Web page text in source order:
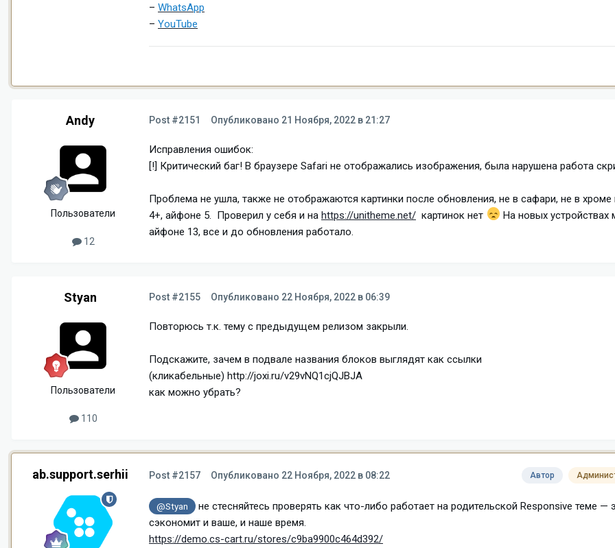
– WhatsApp
– YouTube
Andy
Пользователи
12
Post #2151 Опубликовано 21 Ноября, 2022 в 21:27
Исправления ошибок:
[!] Критический баг! В браузере Safari не отображались изображения, была нарушена работа
Проблема не ушла, также не отображаются картинки после обновления, не в сафари, не в хроме
4+, айфоне 5. Проверил у себя и на https://unitheme.net/ картинок нет
На новых устройствах
айфоне 13, все и до обновления работало.
Styan
Пользователи
110
Post #2155 Опубликовано 22 Ноября, 2022 в 06:39
Повторюсь т.к. тему с предыдущем релизом закрыли.
Подскажите, зачем в подвале названия блоков выглядят как ссылки
(кликабельные) http://joxi.ru/v29vNQ1cjQJBJA
как можно убрать?
ab.support.serhii Автор
Post #2157 Опубликовано 22 Ноября, 2022 в 08:22
@Styan
не стесняйтесь проверять как что-либо работает на родительской Responsive теме —
сэкономит и ваше, и наше время.
https://demo.cs-cart.ru/stores/c9ba9900c464d392/